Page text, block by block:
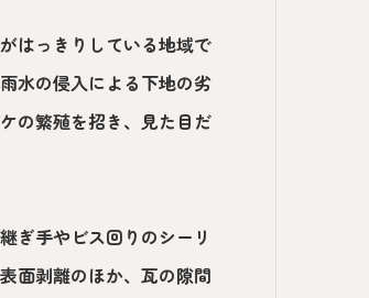
はっきりしている地域で
水の侵入による下地の劣
の繁殖を招き、見た目だ
ぎ手やビス回りのシーリ
面剥離のほか、瓦の隙間